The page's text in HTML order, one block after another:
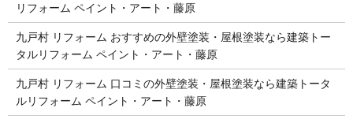
リフォーム ペイント・アート・藤原
九戸村 リフォーム おすすめの外壁塗装・屋根塗装なら建築トー
タルリフォーム ペイント・アート・藤原
九戸村 リフォーム 口コミの外壁塗装・屋根塗装なら建築トータ
ルリフォーム ペイント・アート・藤原